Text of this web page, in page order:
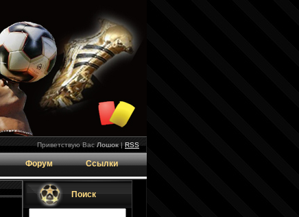
Приветствую ВасЛошок|RSS
Форум Ссылки
Поиск